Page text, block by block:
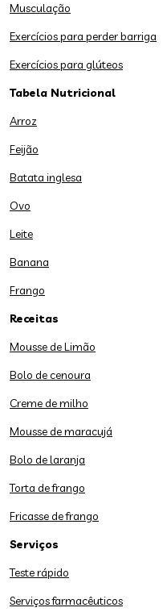
Musculação
Exercícios para perder barriga
Exercícios para glúteos
Tabela Nutricional
Arroz
Feijão
Batata inglesa
Ovo
Leite
Banana
Frango
Receitas
Mousse de Limão
Bolo de cenoura
Creme de milho
Mousse de maracujá
Bolo de laranja
Torta de frango
Fricasse de frango
Serviços
Teste rápido
Serviços farmacêuticos